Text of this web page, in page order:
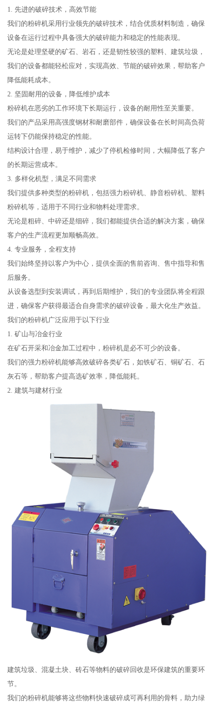
1. 先进的破碎技术，高效节能
我们的粉碎机采用行业领先的破碎技术，结合优质材料制造，确保
设备在运行过程中具备强大的破碎能力和稳定的性能表现。
无论是处理坚硬的矿石、岩石，还是韧性较强的塑料、建筑垃圾，
我们的设备都能轻松应对，实现高效、节能的破碎效果，帮助客户
降低能耗成本。
2. 坚固耐用的设备，降低维护成本
粉碎机在恶劣的工作环境下长期运行，设备的耐用性至关重要。
我们的产品采用高强度钢材和耐磨部件，确保设备在长时间高负荷
运转下仍能保持稳定的性能。
结构设计合理，易于维护，减少了停机检修时间，大幅降低了客户
的长期运营成本。
3. 多样化机型，满足不同需求
我们提供多种类型的粉碎机，包括强力粉碎机、静音粉碎机、塑料
粉碎机等，适用于不同行业和物料处理需求。
无论是粗碎、中碎还是细碎，我们都能提供合适的解决方案，确保
客户的生产流程更加顺畅高效。
4. 专业服务，全程支持
我们始终坚持以客户为中心，提供全面的售前咨询、售中指导和售
后服务。
从设备选型到安装调试，再到后期维护，我们的专业团队将全程跟
进，确保客户获得最适合自身需求的破碎设备，最大化生产效益。
我们的粉碎机广泛应用于以下行业
1. 矿山与冶金行业
在矿石开采和冶金加工过程中，粉碎机是必不可少的设备。
我们的强力粉碎机能够高效破碎各类矿石，如铁矿石、铜矿石、石
灰石等，帮助客户提高选矿效率，降低能耗。
2. 建筑与建材行业
建筑垃圾、混凝土块、砖石等物料的破碎回收是环保建筑的重要环
节。
我们的粉碎机能够将这些物料快速破碎成可再利用的骨料，助力绿